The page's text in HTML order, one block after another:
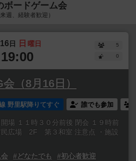
ボードゲーム会
来週、経験者歓迎）
16日 日 曜日
5
0
（8月16日）
野里駅降りてすぐ 誰でも参加
場 １１時３０分前後 閉会 １９時前
民広場 2F 第３和室 注意点 ・施設
#どなたでも
#初心者歓迎